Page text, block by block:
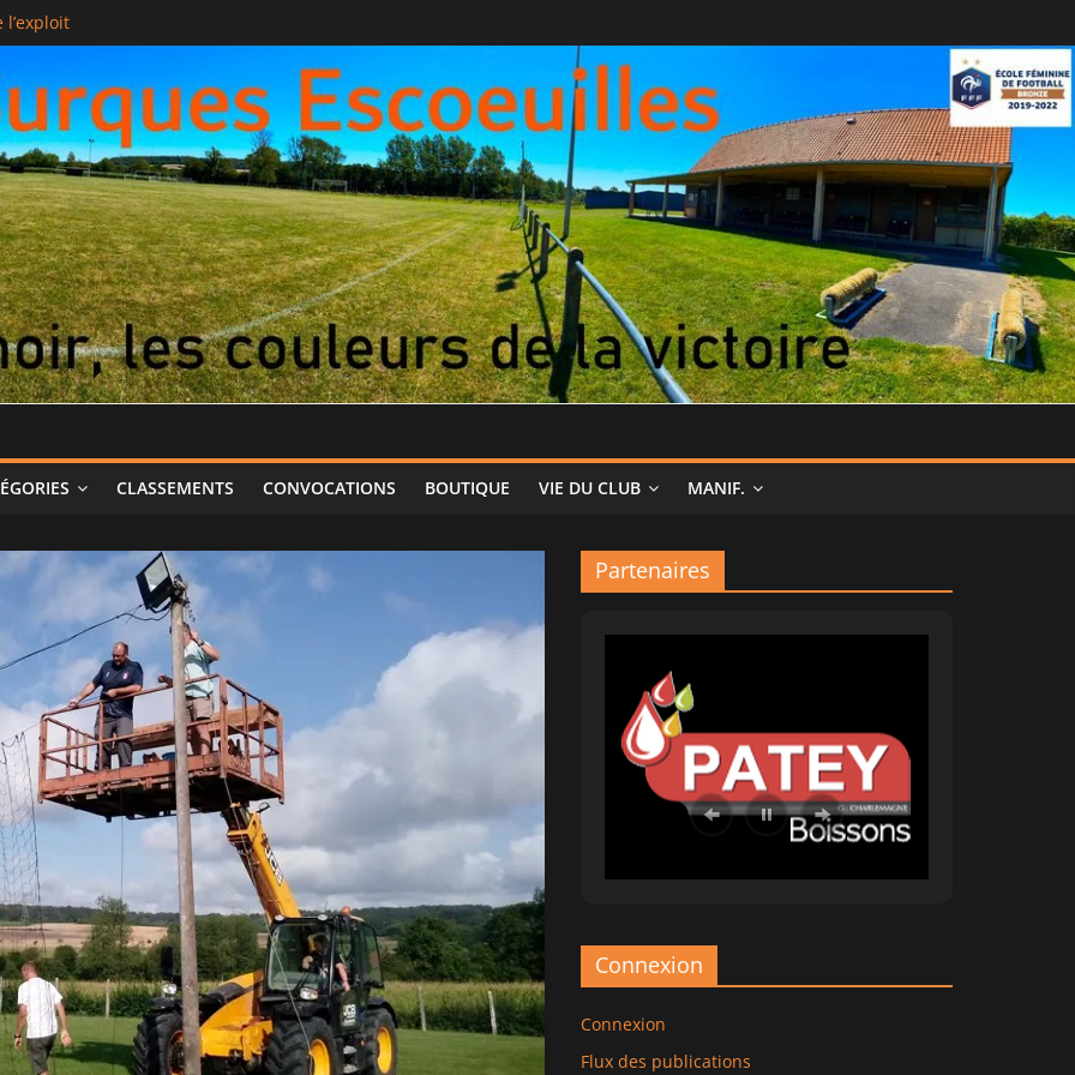
l’exploit
CLASSEMENTS CONVOCATIONS BOUTIQUE VIE DU CLUB MANIF.
Partenaires
Connexion
Connexion
Flux des publications